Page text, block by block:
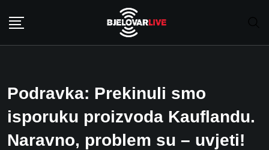
Podravka: Prekinuli smo
isporuku proizvoda Kauflandu.
Naravno, problem su – uvjeti!